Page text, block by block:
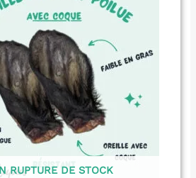
RUPTURE DE STOCK